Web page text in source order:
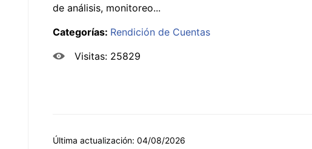
de análisis, monitoreo...
Categorías: Rendición de Cuentas
Visitas: 25829
Última actualización: 04/08/2026